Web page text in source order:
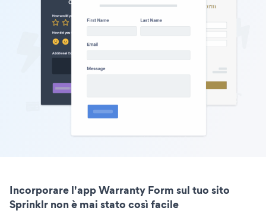
Incorporare l'app Warranty Form sul tuo sito
Sprinklr non è mai stato così facile